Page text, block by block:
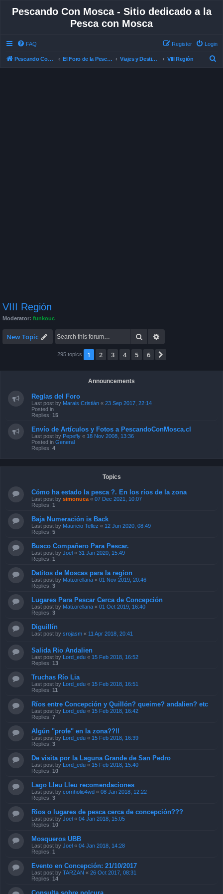
Pescando Con Mosca - Sitio dedicado a la
Pesca con Mosca
FAQ Login
Register
Pescando Con Mosca El Foro de la Pesca con Mosca en Chile Viajes y Destinos de Pesca VIII Región
VIII Región
Moderator: funkouc
New Topic Search
295 topics 1 2 3 4 5 6
Announcements
Reglas del Foro
Last post by Marais Cristián « 23 Sep 2017, 22:14
Posted in
Replies: 15
Envío de Artículos y Fotos a PescandoConMosca.cl
Last post by Pepefly « 18 Nov 2008, 13:36
Posted in General
Replies: 4
Topics
Cómo ha estado la pesca ?. En los ríos de la zona
Last post by simonuca « 07 Dec 2021, 10:07
Replies: 1
Baja Numeración is Back
Last post by Mauricio Tellez « 12 Jun 2020, 08:49
Replies: 5
Busco Compañero Para Pescar.
Last post by Joel « 31 Jan 2020, 15:49
Replies: 1
Datitos de Moscas para la region
Last post by Mati.orellana « 01 Nov 2019, 20:46
Replies: 3
Lugares Para Pescar Cerca de Concepción
Last post by Mati.orellana « 01 Oct 2019, 16:40
Replies: 3
Diguillín
Last post by srojasm « 11 Apr 2018, 20:41
Salida Rio Andalien
Last post by Lord_edu « 15 Feb 2018, 16:52
Replies: 13
Truchas Río Lia
Last post by Lord_edu « 15 Feb 2018, 16:51
Replies: 11
Ríos entre Concepción y Quillón? queime? andalien? etc
Last post by Lord_edu « 15 Feb 2018, 16:42
Replies: 7
Algún "profe" en la zona??!!
Last post by Lord_edu « 15 Feb 2018, 16:39
Replies: 3
De visita por la Laguna Grande de San Pedro
Last post by Lord_edu « 15 Feb 2018, 15:40
Replies: 10
Lago Lleu Lleu recomendaciones
Last post by cornholio4wd « 08 Jan 2018, 12:22
Replies: 3
Rios o lugares de pesca cerca de concepción???
Last post by Joel « 04 Jan 2018, 15:05
Replies: 10
Mosqueros UBB
Last post by Joel « 04 Jan 2018, 14:28
Replies: 1
Evento en Concepción: 21/10/2017
Last post by TARZAN « 26 Oct 2017, 08:31
Replies: 14